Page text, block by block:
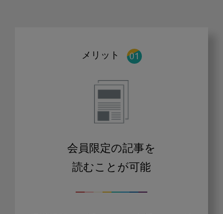
メリット
会員限定の記事を
読むことが可能